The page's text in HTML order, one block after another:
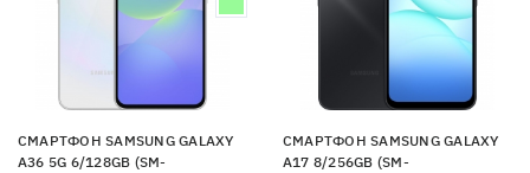
СМАРТФОН SAMSUNG GALAXY
A36 5G 6/128GB (SM-
СМАРТФОН SAMSUNG GALAXY
A17 8/256GB (SM-